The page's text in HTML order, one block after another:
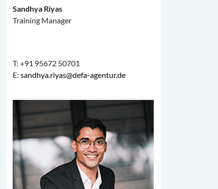
Sandhya Riyas
Training Manager
T: +91 95672 50701
E: sandhya.riyas@defa-agentur.de